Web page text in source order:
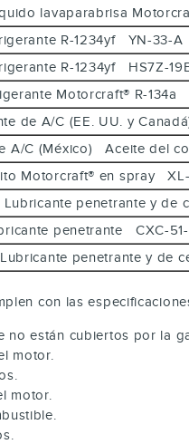
lavaparabrisa
R-1234yf YN-33-A
R-1234yf HS7Z-
Motorcraft® R-134a
de A/C (EE. UU. y
A/C (México) Aceite del
Motorcraft® en spray
penetrante y de
penetrante CXC-
penetrante y de
con las
no están cubiertos por la
motor.
motor.